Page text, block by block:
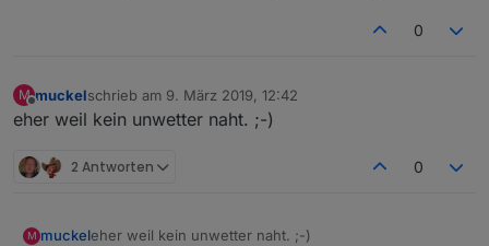
0
M muckelschrieb am 9. März 2019, 12:42
zuletzt editiert von
eher weil kein unwetter naht. ;-)
2 Antworten 0
M muckeleher weil kein unwetter naht. ;-)